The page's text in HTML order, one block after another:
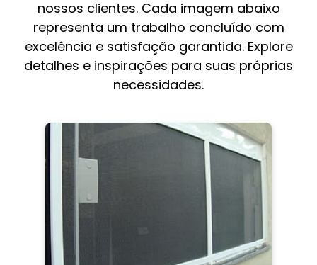
nossos clientes. Cada imagem abaixo
representa um trabalho concluído com
excelência e satisfação garantida. Explore
detalhes e inspirações para suas próprias
necessidades.